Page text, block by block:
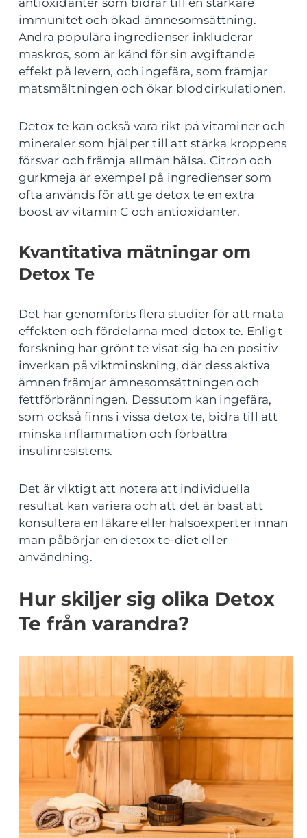
antioxidanter som bidrar till en starkare
immunitet och ökad ämnesomsättning.
Andra populära ingredienser inkluderar
maskros, som är känd för sin avgiftande
effekt på levern, och ingefära, som främjar
matsmältningen och ökar blodcirkulationen.
Detox te kan också vara rikt på vitaminer och
mineraler som hjälper till att stärka kroppens
försvar och främja allmän hälsa. Citron och
gurkmeja är exempel på ingredienser som
ofta används för att ge detox te en extra
boost av vitamin C och antioxidanter.
Kvantitativa mätningar om
Detox Te
Det har genomförts flera studier för att mäta
effekten och fördelarna med detox te. Enligt
forskning har grönt te visat sig ha en positiv
inverkan på viktminskning, där dess aktiva
ämnen främjar ämnesomsättningen och
fettförbränningen. Dessutom kan ingefära,
som också finns i vissa detox te, bidra till att
minska inflammation och förbättra
insulinresistens.
Det är viktigt att notera att individuella
resultat kan variera och att det är bäst att
konsultera en läkare eller hälsoexperter innan
man påbörjar en detox te-diet eller
användning.
Hur skiljer sig olika Detox
Te från varandra?